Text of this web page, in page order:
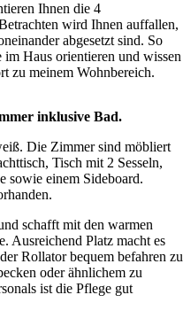
Ihnen die 4
wird Ihnen auffallen,
abgesetzt sind. So
Haus orientieren und wissen
zu meinem Wohnbereich.
inklusive Bad.
Die Zimmer sind möbliert
Tisch mit 2 Sesseln,
sowie einem Sideboard.
schafft mit den warmen
Ausreichend Platz macht es
Rollator bequem befahren zu
oder ähnlichem zu
ist die Pflege gut